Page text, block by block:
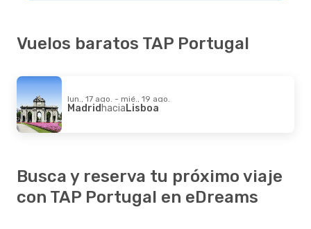
Vuelos baratos TAP Portugal
lun., 17 ago. - mié., 19 ago.
MadridhaciaLisboa
Busca y reserva tu próximo viaje
con TAP Portugal en eDreams